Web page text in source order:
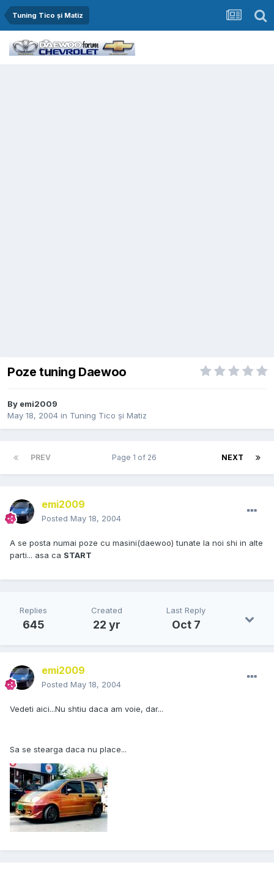
Tuning Tico și Matiz
Poze tuning Daewoo
By emi2009
May 18, 2004 in Tuning Tico și Matiz
PREV NEXT
Page 1 of 26
emi2009
Posted May 18, 2004
A se posta numai poze cu masini(daewoo) tunate la noi shi in alte
parti... asa ca START
Replies
645
Created
22 yr
Last Reply
Oct 7
emi2009
Posted May 18, 2004
Vedeti aici...Nu shtiu daca am voie, dar...
Sa se stearga daca nu place...